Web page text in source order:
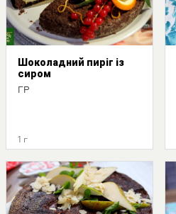
Шоколадний пиріг із
сиром
ГР
1 г